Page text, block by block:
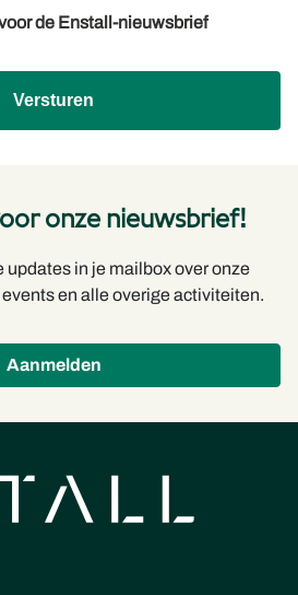
de Enstall-nieuwsbrief
Versturen
onze nieuwsbrief!
updates in je mailbox over onze
en alle overige activiteiten.
Aanmelden